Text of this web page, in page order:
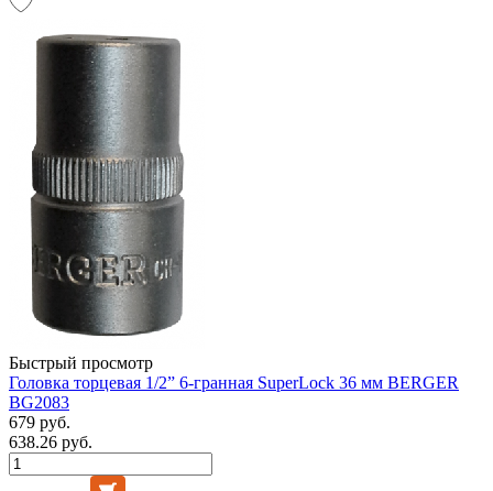
Быстрый просмотр
Головка торцевая 1/2” 6-гранная SuperLock 36 мм BERGER
BG2083
679 руб.
638.26 руб.